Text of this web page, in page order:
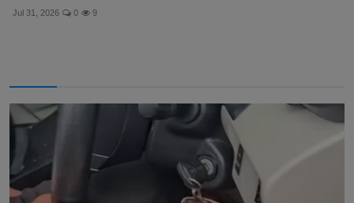
Jul 31, 2026 0 9